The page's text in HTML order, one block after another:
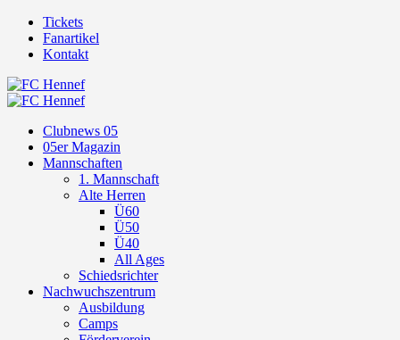
Tickets
Fanartikel
Kontakt
Clubnews 05
05er Magazin
Mannschaften
1. Mannschaft
Alte Herren
Ü60
Ü50
Ü40
All Ages
Schiedsrichter
Nachwuchszentrum
Ausbildung
Camps